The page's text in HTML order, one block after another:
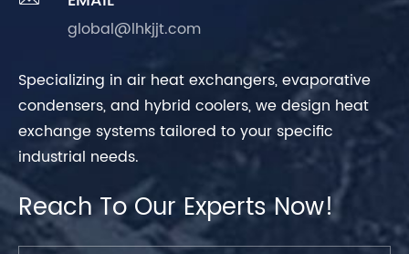
global@lhkjjt.com
Specializing in air heat exchangers, evaporative
condensers, and hybrid coolers, we design heat
exchange systems tailored to your specific
industrial needs.
Reach To Our Experts Now!